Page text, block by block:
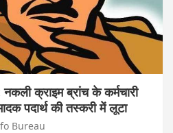
क्राइम ब्रांच के कर्मचारी
पदार्थ की तस्करी में लूटा
Bureau